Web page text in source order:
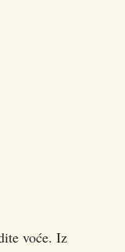
voće. Iz